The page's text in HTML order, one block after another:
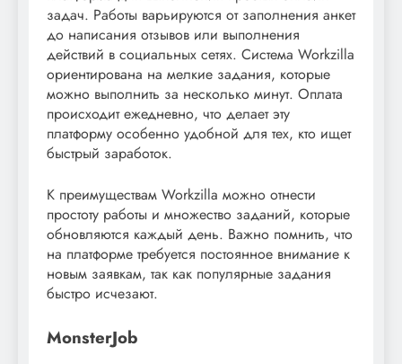
задач. Работы варьируются от заполнения анкет
до написания отзывов или выполнения
действий в социальных сетях. Система Workzilla
ориентирована на мелкие задания, которые
можно выполнить за несколько минут. Оплата
происходит ежедневно, что делает эту
платформу особенно удобной для тех, кто ищет
быстрый заработок.
К преимуществам Workzilla можно отнести
простоту работы и множество заданий, которые
обновляются каждый день. Важно помнить, что
на платформе требуется постоянное внимание к
новым заявкам, так как популярные задания
быстро исчезают.
MonsterJob